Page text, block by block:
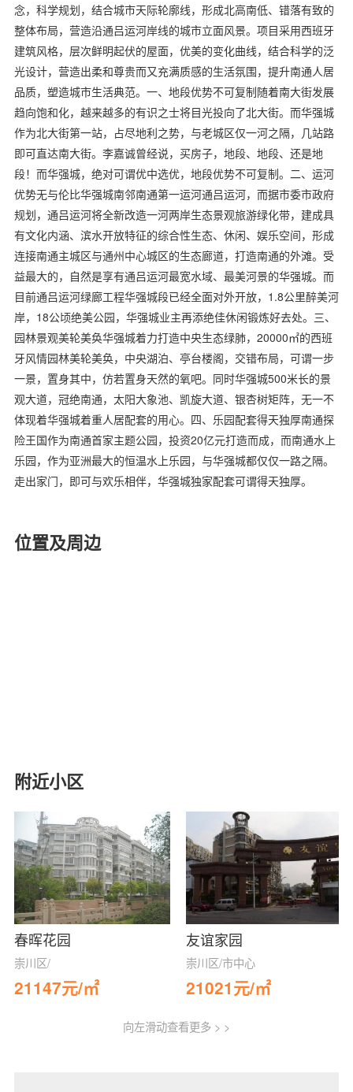
念，科学规划，结合城市天际轮廓线，形成北高南低、错落有致的
整体布局，营造沿通吕运河岸线的城市立面风景。项目采用西班牙
建筑风格，层次鲜明起伏的屋面，优美的变化曲线，结合科学的泛
光设计，营造出柔和尊贵而又充满质感的生活氛围，提升南通人居
品质，塑造城市生活典范。一、地段优势不可复制随着南大街发展
趋向饱和化，越来越多的有识之士将目光投向了北大街。而华强城
作为北大街第一站，占尽地利之势，与老城区仅一河之隔，几站路
即可直达南大街。李嘉诚曾经说，买房子，地段、地段、还是地
段！而华强城，绝对可谓优中选优，地段优势不可复制。二、运河
优势无与伦比华强城南邻南通第一运河通吕运河，而据市委市政府
规划，通吕运河将全新改造一河两岸生态景观旅游绿化带，建成具
有文化内涵、滨水开放特征的综合性生态、休闲、娱乐空间，形成
连接南通主城区与通州中心城区的生态廊道，打造南通的外滩。受
益最大的，自然是享有通吕运河最宽水域、最美河景的华强城。而
目前通吕运河绿廊工程华强城段已经全面对外开放，1.8公里醉美河
岸，18公顷绝美公园，华强城业主再添绝佳休闲锻炼好去处。三、
园林景观美轮美奂华强城着力打造中央生态绿肺，20000㎡的西班
牙风情园林美轮美奂，中央湖泊、亭台楼阁，交错布局，可谓一步
一景，置身其中，仿若置身天然的氧吧。同时华强城500米长的景
观大道，冠绝南通，太阳大象池、凯旋大道、银杏树矩阵，无一不
体现着华强城着重人居配套的用心。四、乐园配套得天独厚南通探
险王国作为南通首家主题公园，投资20亿元打造而成，而南通水上
乐园，作为亚洲最大的恒温水上乐园，与华强城都仅仅一路之隔。
走出家门，即可与欢乐相伴，华强城独家配套可谓得天独厚。
位置及周边
附近小区
春晖花园
崇川区/
21147元/㎡
友谊家园
崇川区/市中心
21021元/㎡
向左滑动查看更多 > >